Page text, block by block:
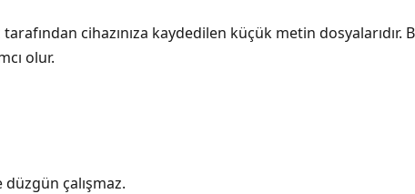
cihazınıza kaydedilen küçük metin
olur.
çalışmaz.